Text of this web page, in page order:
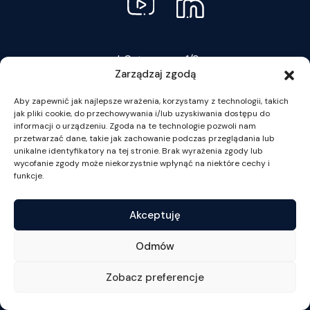
Zarządzaj zgodą
Aby zapewnić jak najlepsze wrażenia, korzystamy z technologii, takich
jak pliki cookie, do przechowywania i/lub uzyskiwania dostępu do
informacji o urządzeniu. Zgoda na te technologie pozwoli nam
przetwarzać dane, takie jak zachowanie podczas przeglądania lub
unikalne identyfikatory na tej stronie. Brak wyrażenia zgody lub
wycofanie zgody może niekorzystnie wpłynąć na niektóre cechy i
funkcje.
Akceptuję
Odmów
Zobacz preferencje
Outgoing Students – bilateral agreements
Important Documentsul. Szturmowa 1/3
02-678 Warszawa
tel. +48 22 55 34 002
fax +48 22 55 34 001
wz@wz.uw.edu.pl